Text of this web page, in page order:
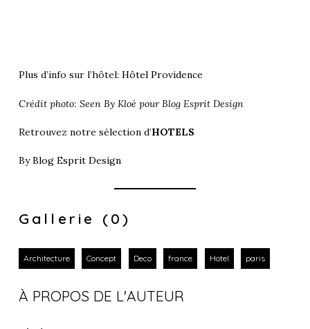
Plus d’info sur l’hôtel: Hôtel Providence
Crédit photo: Seen By Kloé pour Blog Esprit Design
Retrouvez notre sélection d’HOTELS
ByBlog Esprit Design
Gallerie (0)
Architecture Concept Deco france Hotel paris
À PROPOS DE L'AUTEUR